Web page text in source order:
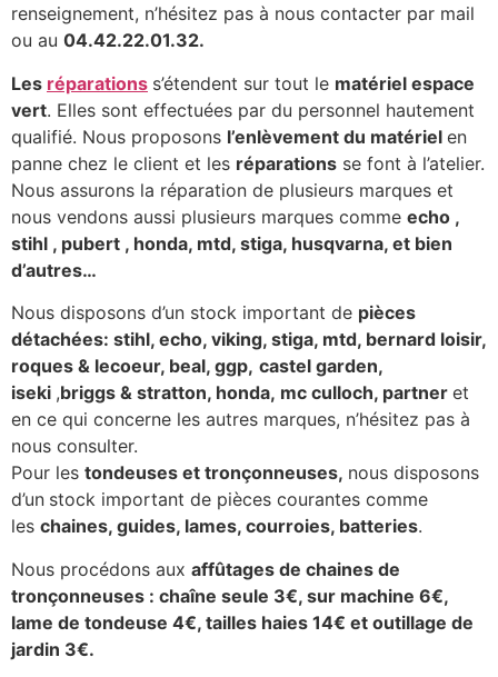
renseignement, n’hésitez pas à nous contacter par mail
ou au 04.42.22.01.32.
Les réparations s’étendent sur tout le matériel espace
vert. Elles sont effectuées par du personnel hautement
qualifié. Nous proposons l’enlèvement du matériel en
panne chez le client et les réparations se font à l’atelier.
Nous assurons la réparation de plusieurs marques et
nous vendons aussi plusieurs marques comme echo ,
stihl , pubert , honda, mtd, stiga, husqvarna, et bien
d’autres…
Nous disposons d’un stock important de pièces
détachées: stihl, echo, viking, stiga, mtd, bernard loisir,
roques & lecoeur, beal, ggp, castel garden,
iseki ,briggs & stratton, honda, mc culloch, partner et
en ce qui concerne les autres marques, n’hésitez pas à
nous consulter.
Pour les tondeuses et tronçonneuses, nous disposons
d’un stock important de pièces courantes comme
les chaines, guides, lames, courroies, batteries.
Nous procédons aux affûtages de chaines de
tronçonneuses : chaîne seule 3€, sur machine 6€,
lame de tondeuse 4€, tailles haies 14€ et outillage de
jardin 3€.